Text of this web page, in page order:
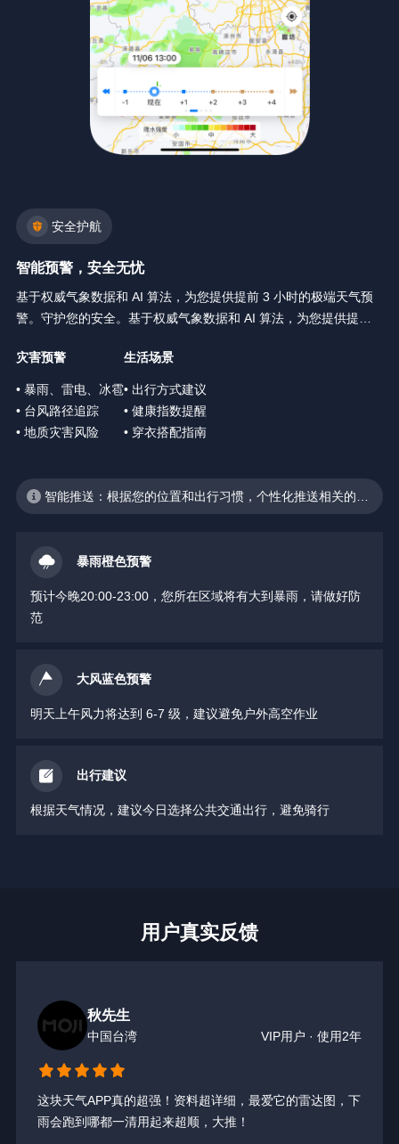
安全护航
智能预警，安全无忧
基于权威气象数据和 AI 算法，为您提供提前 3 小时的极端天气预
警。守护您的安全。基于权威气象数据和 AI 算法，为您提供提前 3
灾害预警
• 暴雨、雷电、冰雹
• 台风路径追踪
• 地质灾害风险
生活场景
• 出行方式建议
• 健康指数提醒
• 穿衣搭配指南
智能推送：根据您的位置和出行习惯，个性化推送相关的天
暴雨橙色预警
预计今晚20:00-23:00，您所在区域将有大到暴雨，请做好防
范
大风蓝色预警
明天上午风力将达到 6-7 级，建议避免户外高空作业
出行建议
根据天气情况，建议今日选择公共交通出行，避免骑行
用户真实反馈
秋先生
中国台湾 VIP用户 · 使用2年
这块天气APP真的超强！资料超详细，最爱它的雷达图，下
雨会跑到哪都一清用起来超顺，大推！